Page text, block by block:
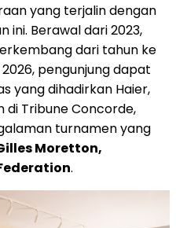
yang terjalin dengan
ini. Berawal dari 2023,
dari tahun ke
pengunjung dapat
yang dihadirkan Haier,
di Tribune Concorde,
turnamen yang
Moretton,
.